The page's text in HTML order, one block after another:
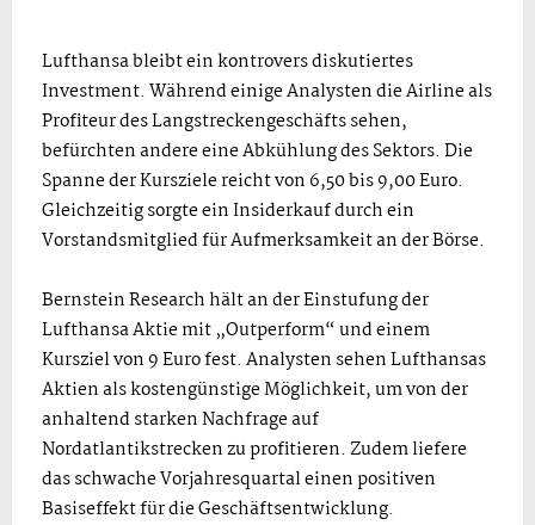
Lufthansa bleibt ein kontrovers diskutiertes
Investment. Während einige Analysten die Airline als
Profiteur des Langstreckengeschäfts sehen,
befürchten andere eine Abkühlung des Sektors. Die
Spanne der Kursziele reicht von 6,50 bis 9,00 Euro.
Gleichzeitig sorgte ein Insiderkauf durch ein
Vorstandsmitglied für Aufmerksamkeit an der Börse.
Bernstein Research hält an der Einstufung der
Lufthansa Aktie mit „Outperform“ und einem
Kursziel von 9 Euro fest. Analysten sehen Lufthansas
Aktien als kostengünstige Möglichkeit, um von der
anhaltend starken Nachfrage auf
Nordatlantikstrecken zu profitieren. Zudem liefere
das schwache Vorjahresquartal einen positiven
Basiseffekt für die Geschäftsentwicklung.